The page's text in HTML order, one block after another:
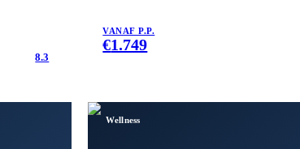
8.3
VANAF P.P.
€1.749
Wellness